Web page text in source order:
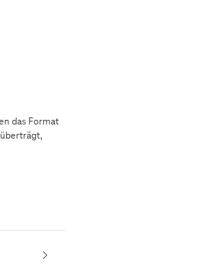
das Format